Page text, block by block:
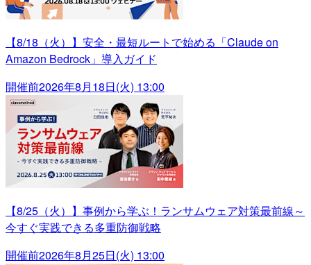
【8/18（火）】安全・最短ルートで始める「Claude on
Amazon Bedrock」導入ガイド
開催前2026年8月18日(火) 13:00
【8/25（火）】事例から学ぶ！ランサムウェア対策最前線～
今すぐ実践できる多重防御戦略
開催前2026年8月25日(火) 13:00